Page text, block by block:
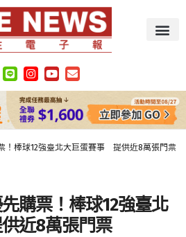
！棒球12強臺北大巨蛋賽事 提供近8萬張門票
購票！棒球12強臺北
近8萬張門票